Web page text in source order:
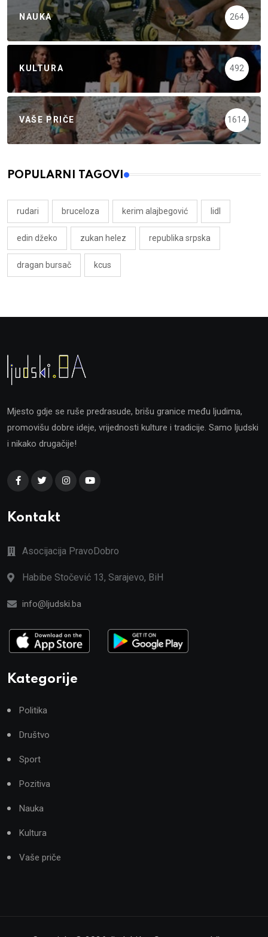
NAUKA 264
KULTURA 492
VAŠE PRIČE 1614
POPULARNI TAGOVI
rudari bruceloza kerim alajbegović lidl
edin džeko zukan helez republika srpska
dragan bursač kcus
Mjesto gdje se ruše predrasude, brišu granice među ljudima,
promovišu dobre ideje, vrijednosti kulture i tradicije. Samo ljudski
i nikako drugačije!
Kontakt
Asocijacija PravoDobro
Habibe Stočević 13, Sarajevo, BiH
info@ljudski.ba
Kategorije
Politika
Društvo
Sport
Pozitiva
Nauka
Kultura
Vaše priče